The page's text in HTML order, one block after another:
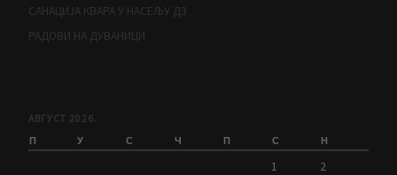
САНАЦИЈА КВАРА У НАСЕЉУ Д3
РАДОВИ НА ДУВАНИЦИ
АВГУСТ 2026.
П У С Ч П С Н
1 2